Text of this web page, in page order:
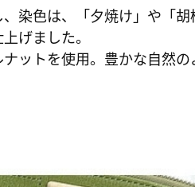
染色は、「夕焼け」や「
げました。
ットを使用。豊かな自然